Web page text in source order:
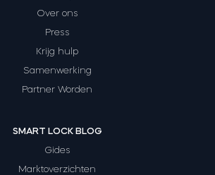
Over ons
Press
Krijg hulp
Samenwerking
Partner Worden
SMART LOCK BLOG
Gides
Marktoverzichten